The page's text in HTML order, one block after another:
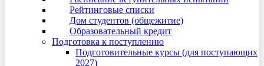
Рейтинговые списки
Дом студентов (общежитие)
Образовательный кредит
Подготовка к поступлению
Подготовительные курсы (для поступающих
2027)